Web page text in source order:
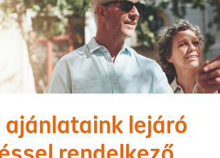
ajánlataink lejáró